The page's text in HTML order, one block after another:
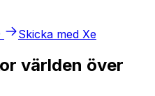
Skicka med Xe
världen över